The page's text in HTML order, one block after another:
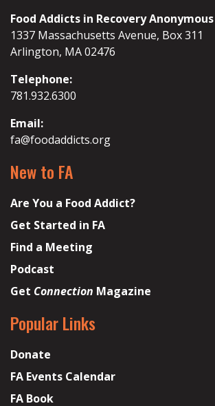
Food Addicts in Recovery Anonymous
1337 Massachusetts Avenue, Box 311
Arlington, MA 02476
Telephone:
781.932.6300
Email:
fa@foodaddicts.org
New to FA
Are You a Food Addict?
Get Started in FA
Find a Meeting
Podcast
Get Connection Magazine
Popular Links
Donate
FA Events Calendar
FA Book